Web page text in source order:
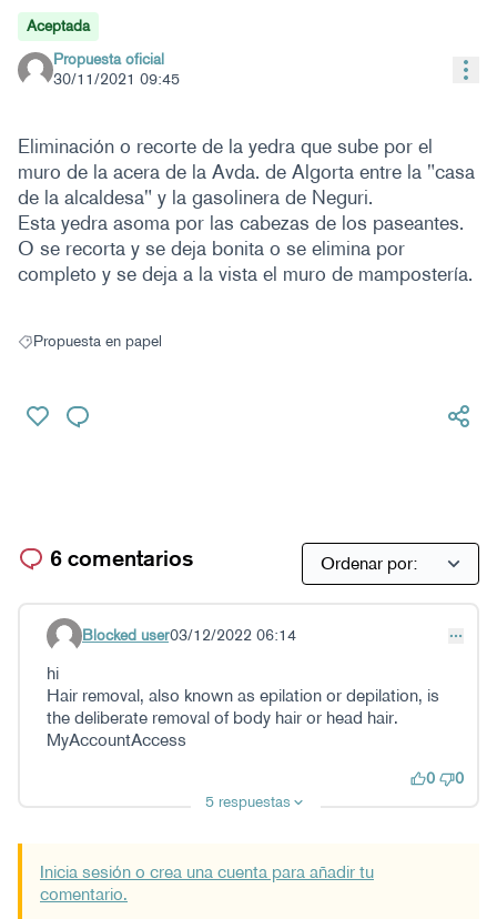
Aceptada
Propuesta oficial
30/11/2021 09:45
Eliminación o recorte de la yedra que sube por el
muro de la acera de la Avda. de Algorta entre la "casa
de la alcaldesa" y la gasolinera de Neguri.
Esta yedra asoma por las cabezas de los paseantes.
O se recorta y se deja bonita o se elimina por
completo y se deja a la vista el muro de mampostería.
Resultados al filtrar por: Propuesta en papel
Propuesta en papel
6 comentarios
Comentario 35
Blocked user03/12/2022 06:14
hi
Hair removal, also known as epilation or depilation, is
the deliberate removal of body hair or head hair.
MyAccountAccess
0
0
5 respuestas
Inicia sesión o crea una cuenta para añadir tu
comentario.